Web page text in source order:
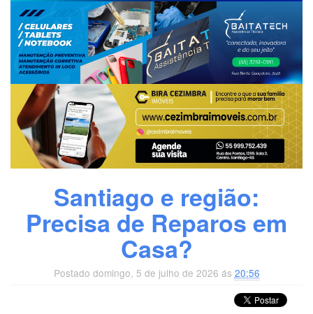
Santiago e região:
Precisa de Reparos em
Casa?
Postado domingo, 5 de julho de 2026 ás 20:56